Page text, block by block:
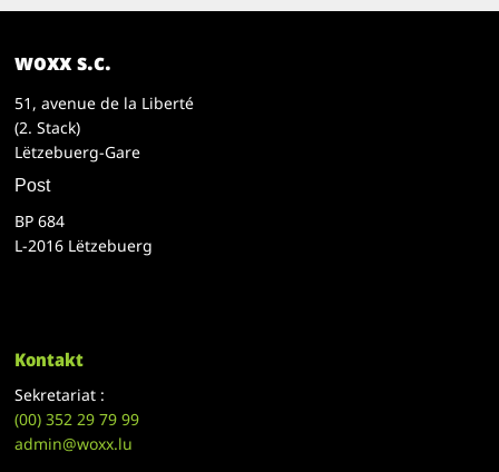
woxx s.c.
51, avenue de la Liberté
(2. Stack)
Lëtzebuerg-Gare
Post
BP 684
L-2016 Lëtzebuerg
Kontakt
Sekretariat :
(00)352 29 79 99
admin@woxx.lu